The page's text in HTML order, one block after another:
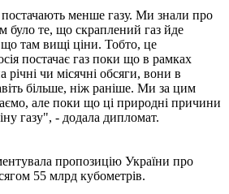
менше газу. Ми знали про
те, що скраплений газ йде
там вищі ціни. Тобто, це
постачає газ поки що в рамках
чи місячні обсяги, вони в
більше, ніж раніше. Ми за цим
але поки що ці природні причини
газу", - додала дипломат.
пропозицію України про
55 млрд кубометрів.